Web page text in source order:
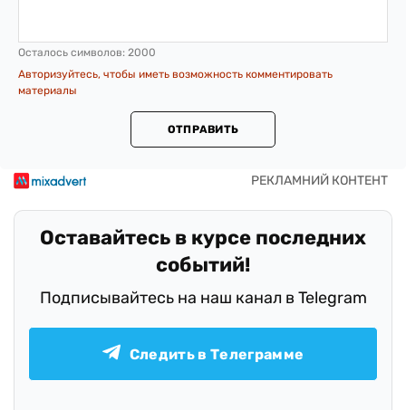
Осталось символов: 2000
Авторизуйтесь, чтобы иметь возможность комментировать
материалы
ОТПРАВИТЬ
Оставайтесь в курсе последних
событий!
Подписывайтесь на наш канал в Telegram
Следить в Телеграмме